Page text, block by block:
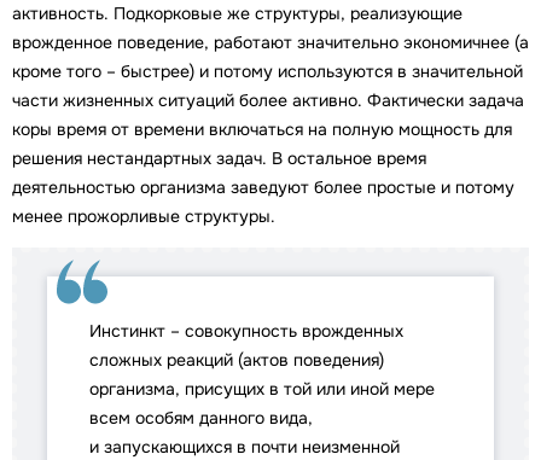
активность. Подкорковые же структуры, реализующие
врожденное поведение, работают значительно экономичнее (а
кроме того – быстрее) и потому используются в значительной
части жизненных ситуаций более активно. Фактически задача
коры время от времени включаться на полную мощность для
решения нестандартных задач. В остальное время
деятельностью организма заведуют более простые и потому
менее прожорливые структуры.
Инстинкт – совокупность врожденных
сложных реакций (актов поведения)
организма, присущих в той или иной мере
всем особям данного вида,
и запускающихся в почти неизменной